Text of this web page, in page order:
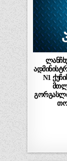
N1